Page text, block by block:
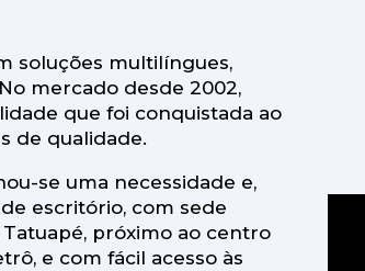
soluções multilíngues,
mercado desde 2002,
que foi conquistada ao
de qualidade.
se uma necessidade e,
escritório, com sede
próximo ao centro
e com fácil acesso às